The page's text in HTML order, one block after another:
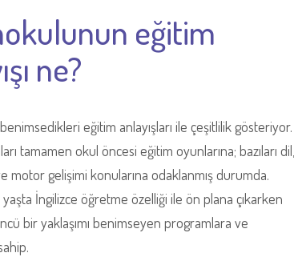
eğitim
ne?
eğitim anlayışları ile çeşitlilik gösteriyor.
tamamen okul öncesi eğitim oyunlarına; bazıları dil,
motor gelişimi konularına odaklanmış durumda.
yaşta İngilizce öğretme özelliği ile ön plana çıkarken
bir yaklaşımı benimseyen programlara ve